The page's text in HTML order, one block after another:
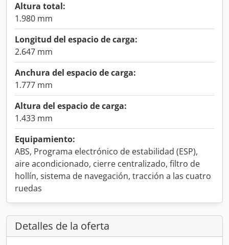
Altura total:
1.980 mm
Longitud del espacio de carga:
2.647 mm
Anchura del espacio de carga:
1.777 mm
Altura del espacio de carga:
1.433 mm
Equipamiento:
ABS, Programa electrónico de estabilidad (ESP),
aire acondicionado, cierre centralizado, filtro de
hollín, sistema de navegación, tracción a las cuatro
ruedas
Detalles de la oferta